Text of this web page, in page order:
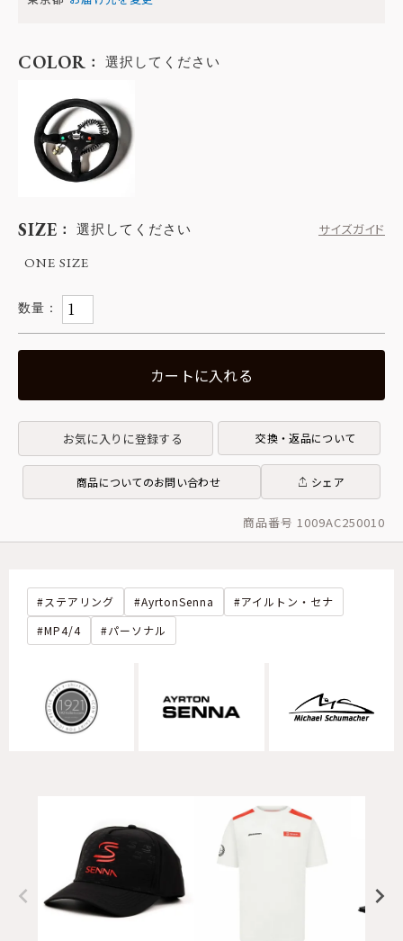
SIZE 選択してください
サイズガイド
ONE SIZE
COLOR 選択してください
カートに入れる
お気に入りに登録する 交換・返品について
商品についてのお問い合わせ シェア
商品番号 1009AC250010
ステアリング AyrtonSenna
アイルトン・セナ
MP4/4
パーソナル